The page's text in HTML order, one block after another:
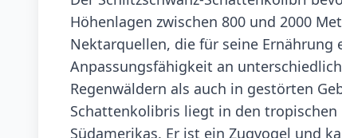
Höhenlagen zwischen 800 und 2000
Nektarquellen, die für seine
Anpassungsfähigkeit an
Regenwäldern als auch in gestörten
Schattenkolibris liegt in den
Südamerikas. Er ist ein Zugvogel und